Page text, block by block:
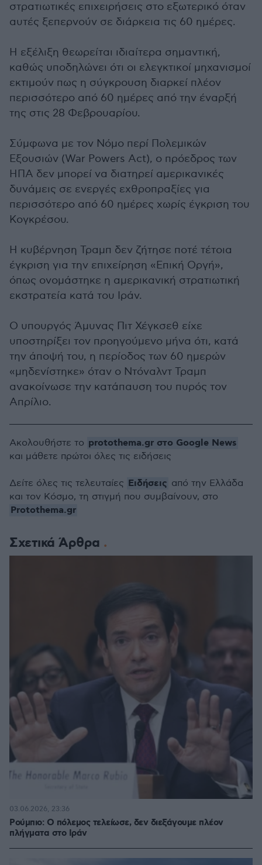
στρατιωτικές επιχειρήσεις στο εξωτερικό όταν
αυτές ξεπερνούν σε διάρκεια τις 60 ημέρες.
Η εξέλιξη θεωρείται ιδιαίτερα σημαντική,
καθώς υποδηλώνει ότι οι ελεγκτικοί μηχανισμοί
εκτιμούν πως η σύγκρουση διαρκεί πλέον
περισσότερο από 60 ημέρες από την έναρξή
της στις 28 Φεβρουαρίου.
Σύμφωνα με τον Νόμο περί Πολεμικών
Εξουσιών (War Powers Act), ο πρόεδρος των
ΗΠΑ δεν μπορεί να διατηρεί αμερικανικές
δυνάμεις σε ενεργές εχθροπραξίες για
περισσότερο από 60 ημέρες χωρίς έγκριση του
Κογκρέσου.
Η κυβέρνηση Τραμπ δεν ζήτησε ποτέ τέτοια
έγκριση για την επιχείρηση «Επική Οργή»,
όπως ονομάστηκε η αμερικανική στρατιωτική
εκστρατεία κατά του Ιράν.
Ο υπουργός Άμυνας Πιτ Χέγκσεθ είχε
υποστηρίξει τον προηγούμενο μήνα ότι, κατά
την άποψή του, η περίοδος των 60 ημερών
«μηδενίστηκε» όταν ο Ντόναλντ Τραμπ
ανακοίνωσε την κατάπαυση του πυρός τον
Απρίλιο.
Σχετικά Άρθρα
Ρούμπιο: Ο πόλεμος τελείωσε, δεν διεξάγουμε πλέον
πλήγματα στο Ιράν
03.06.2026, 23:36
Ακολουθήστε το protothema.gr στο Google News
και μάθετε πρώτοι όλες τις ειδήσεις
Δείτε όλες τις τελευταίες Ειδήσεις από την Ελλάδα
και τον Κόσμο, τη στιγμή που συμβαίνουν, στο
Protothema.gr